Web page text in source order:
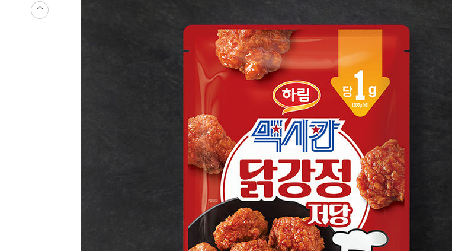
-23743초 전 >
44.40%
與 강원·TK 당원투표 합산 김민석 46.01%로 승리…정청래
[속보]與전대 권리당원투표…강원·경북 김민석, 대구 정청래 승리
[속보]與 당대표 경선, 경북 권리당원 투표 김민석 47.37%·정청래
[속보]與 당대표 경선, 대구 권리당원 투표 정청래 47.82%·김민석
[속보]與 당대표 경선, 강원 권리당원 투표 김민석 승리…50.30%
"일본축구협회, 대한축구협회 성 접대 의혹 심판 조사"
[속보]장은수, KLPGA 제주삼다수 역전 우승…데뷔 10년 차에 첫
"얼마나 더웠으면"…안동 물길공원서 헤엄친 구렁이 '소동'
손흥민, 68분 뛰고 2경기 침묵…LAFC, 톨루카에 1-0 승리(종합)
'2경기 연속 침묵' 손흥민, 톨루카전 68분만 뛰고 슈팅 0개
이강인, 오늘 서울서 AT마드리드 입단식…'전례 없는 특급대우'
'여긴 20도, 저긴 50도'…열화상 카메라로 본 폭염 저감시설 '온도차'
콜롬비아 신임 우파 대통령 취임 하루만에 차량폭탄 폭발 사건
튀르키예 외무장관, "메카 3국 방위협정은 이란이 목표 아냐 " 밝혀